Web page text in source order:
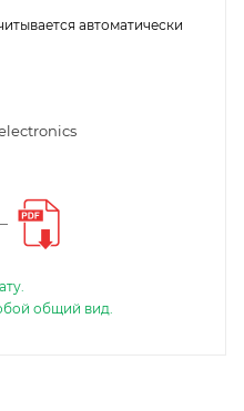
автоматически
общий вид.